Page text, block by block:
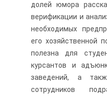
долей юмора
верификации и
необходимых
его хозяйственной
полезна для
курсантов и
заведений, а
сотрудников